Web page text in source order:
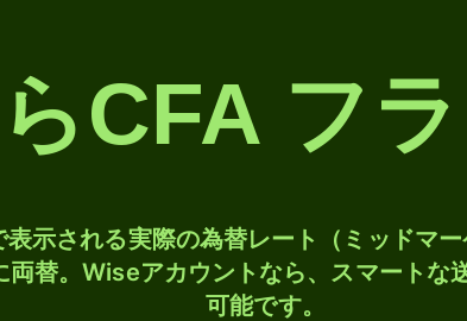
CFA フ
示される実際の為替レート（ミッドマー
両替。Wiseアカウントなら、スマートな
可能です。